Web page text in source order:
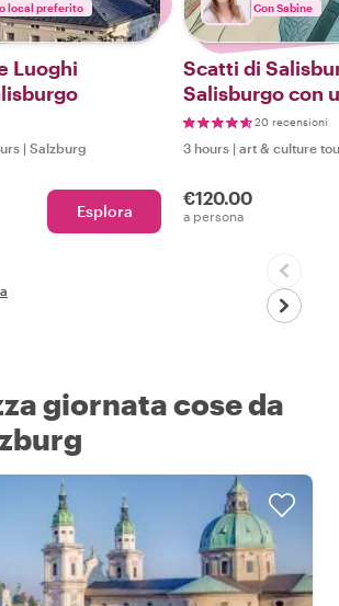
local preferito
Luoghi
| Salzburg
Esplora
Con Sabine
Scatti di
Salisburgo con
turistica e20 recensioni
3 hours | art & culture
€120.00
a persona
giornata cose da